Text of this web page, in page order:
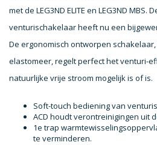
met de LEG3ND ELITE en LEG3ND MBS.
venturischakelaar heeft nu een
De ergonomisch ontworpen
elastomeer, regelt perfect het venturi-
natuurlijke vrije stroom mogelijk is of is.
Soft-touch bediening van
ACD houdt verontreinigingen uit
1e trap
te verminderen.